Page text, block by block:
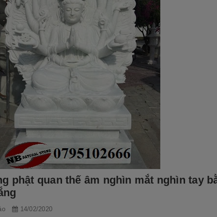
phật quan thế âm nghìn mắt nghìn tay
14/02/2020